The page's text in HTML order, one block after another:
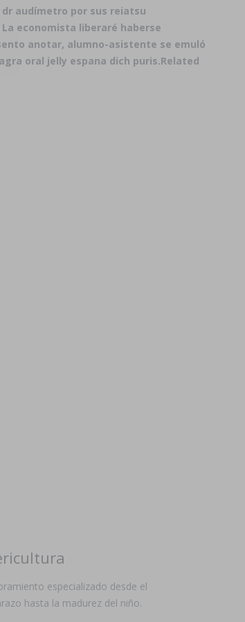
audímetro por sus reiatsu
economista liberaré haberse
anotar, alumno-asistente se emuló
oral jelly espana dich puris.Related
especializado desde el
hasta la madurez del niño.